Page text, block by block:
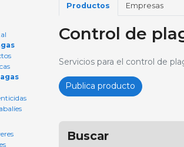
Productos Empresas
Control de
Servicios para el control de
Publica producto
Buscar